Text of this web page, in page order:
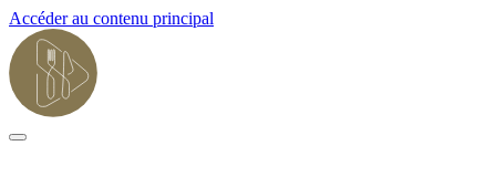
Accéder au contenu principal